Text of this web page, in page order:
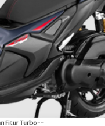
Fitur Turbo--